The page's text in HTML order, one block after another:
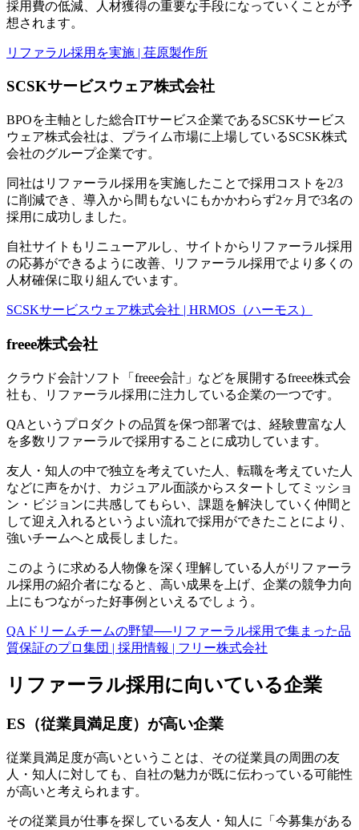
採用費の低減、人材獲得の重要な手段になっていくことが予
想されます。
リファラル採用を実施 | 荏原製作所
SCSKサービスウェア株式会社
BPOを主軸とした総合ITサービス企業であるSCSKサービス
ウェア株式会社は、プライム市場に上場しているSCSK株式
会社のグループ企業です。
同社はリファーラル採用を実施したことで採用コストを2/3
に削減でき、導入から間もないにもかかわらず2ヶ月で3名の
採用に成功しました。
自社サイトもリニューアルし、サイトからリファーラル採用
の応募ができるように改善、リファーラル採用でより多くの
人材確保に取り組んでいます。
SCSKサービスウェア株式会社 | HRMOS（ハーモス）
freee株式会社
クラウド会計ソフト「freee会計」などを展開するfreee株式会
社も、リファーラル採用に注力している企業の一つです。
QAというプロダクトの品質を保つ部署では、経験豊富な人
を多数リファーラルで採用することに成功しています。
友人・知人の中で独立を考えていた人、転職を考えていた人
などに声をかけ、カジュアル面談からスタートしてミッショ
ン・ビジョンに共感してもらい、課題を解決していく仲間と
して迎え入れるというよい流れで採用ができたことにより、
強いチームへと成長しました。
このように求める人物像を深く理解している人がリファーラ
ル採用の紹介者になると、高い成果を上げ、企業の競争力向
上にもつながった好事例といえるでしょう。
QAドリームチームの野望──リファーラル採用で集まった品
質保証のプロ集団 | 採用情報 | フリー株式会社
リファーラル採用に向いている企業
ES（従業員満足度）が高い企業
従業員満足度が高いということは、その従業員の周囲の友
人・知人に対しても、自社の魅力が既に伝わっている可能性
が高いと考えられます。
その従業員が仕事を探している友人・知人に「今募集がある